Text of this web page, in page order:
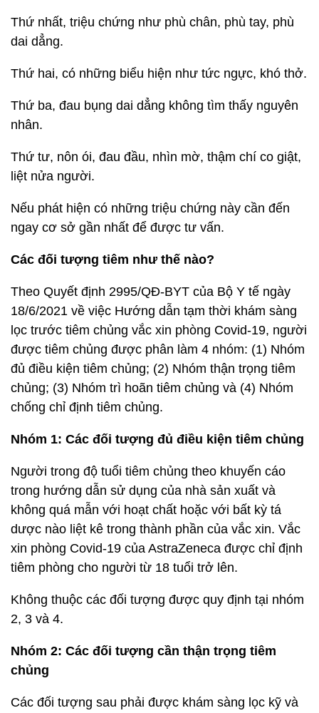
Thứ nhất, triệu chứng như phù chân, phù tay, phù
dai dẳng.
Thứ hai, có những biểu hiện như tức ngực, khó thở.
Thứ ba, đau bụng dai dẳng không tìm thấy nguyên
nhân.
Thứ tư, nôn ói, đau đầu, nhìn mờ, thậm chí co giật,
liệt nửa người.
Nếu phát hiện có những triệu chứng này cần đến
ngay cơ sở gần nhất để được tư vấn.
Các đối tượng tiêm như thế nào?
Theo Quyết định 2995/QĐ-BYT của Bộ Y tế ngày
18/6/2021 về việc Hướng dẫn tạm thời khám sàng
lọc trước tiêm chủng vắc xin phòng Covid-19, người
được tiêm chủng được phân làm 4 nhóm: (1) Nhóm
đủ điều kiện tiêm chủng; (2) Nhóm thận trọng tiêm
chủng; (3) Nhóm trì hoãn tiêm chủng và (4) Nhóm
chống chỉ định tiêm chủng.
Nhóm 1: Các đối tượng đủ điều kiện tiêm chủng
Người trong độ tuổi tiêm chủng theo khuyến cáo
trong hướng dẫn sử dụng của nhà sản xuất và
không quá mẫn với hoạt chất hoặc với bất kỳ tá
dược nào liệt kê trong thành phần của vắc xin. Vắc
xin phòng Covid-19 của AstraZeneca được chỉ định
tiêm phòng cho người từ 18 tuổi trở lên.
Không thuộc các đối tượng được quy định tại nhóm
2, 3 và 4.
Nhóm 2: Các đối tượng cần thận trọng tiêm
chủng
Các đối tượng sau phải được khám sàng lọc kỹ và